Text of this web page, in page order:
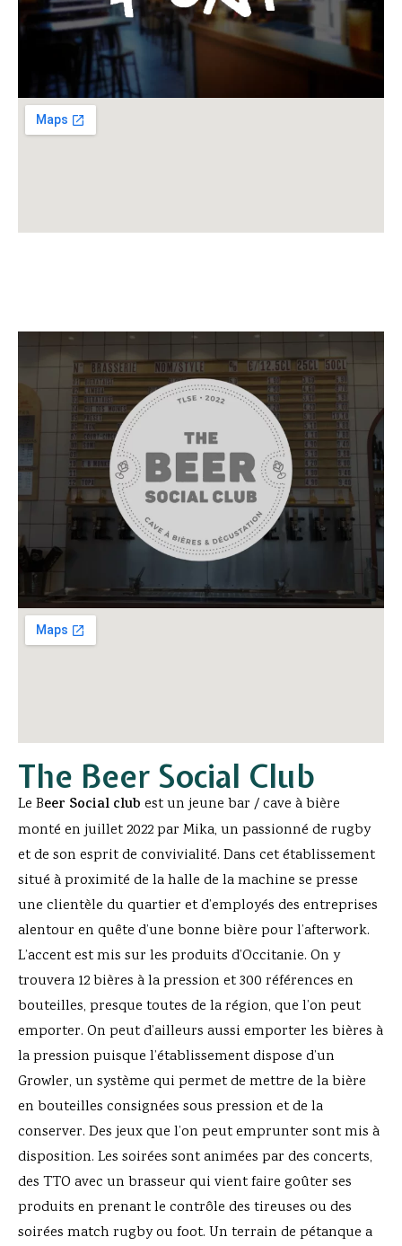
The Beer Social Club
Le Beer Social club est un jeune bar / cave à bière
monté en juillet 2022 par Mika, un passionné de rugby
et de son esprit de convivialité. Dans cet établissement
situé à proximité de la halle de la machine se presse
une clientèle du quartier et d’employés des entreprises
alentour en quête d’une bonne bière pour l’afterwork.
L’accent est mis sur les produits d’Occitanie. On y
trouvera 12 bières à la pression et 300 références en
bouteilles, presque toutes de la région, que l’on peut
emporter. On peut d’ailleurs aussi emporter les bières à
la pression puisque l’établissement dispose d’un
Growler, un système qui permet de mettre de la bière
en bouteilles consignées sous pression et de la
conserver. Des jeux que l’on peut emprunter sont mis à
disposition. Les soirées sont animées par des concerts,
des TTO avec un brasseur qui vient faire goûter ses
produits en prenant le contrôle des tireuses ou des
soirées match rugby ou foot. Un terrain de pétanque a